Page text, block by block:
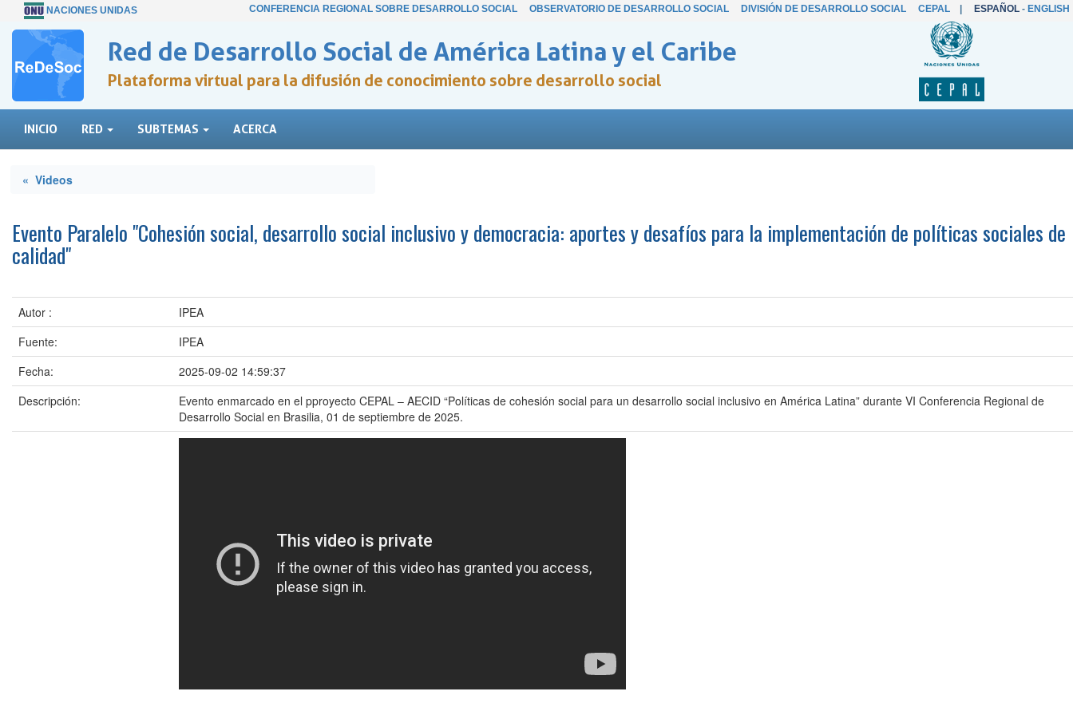
NACIONES UNIDAS CONFERENCIA REGIONAL SOBRE DESARROLLO SOCIAL OBSERVATORIO DE DESARROLLO SOCIAL DIVISIÓN DE DESARROLLO SOCIAL CEPAL| ESPAÑOL- ENGLISH
Red de Desarrollo Social de América Latina y el Caribe
Plataforma virtual para la difusión de conocimiento sobre desarrollo social
INICIO RED SUBTEMAS ACERCA
« Videos
Evento Paralelo "Cohesión social, desarrollo social inclusivo y democracia: aportes y desafíos para la implementación de políticas sociales de
calidad"
Autor :
IPEA
Fuente:
IPEA
Fecha:
2025-09-02 14:59:37
Descripción:
Evento enmarcado en el pproyecto CEPAL – AECID “Políticas de cohesión social para un desarrollo social inclusivo en América Latina” durante VI Conferencia Regional de
Desarrollo Social en Brasilia, 01 de septiembre de 2025.